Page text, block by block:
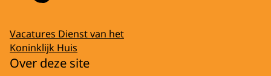
Vacatures Dienst van het
Koninklijk Huis
Over deze site